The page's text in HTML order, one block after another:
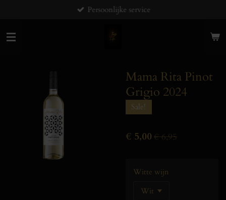
naar
de
Persoonlijke service
Mama Rita Pinot
Grigio 2024
Sale!
€ 5,00 € 6,95
Witte wijn